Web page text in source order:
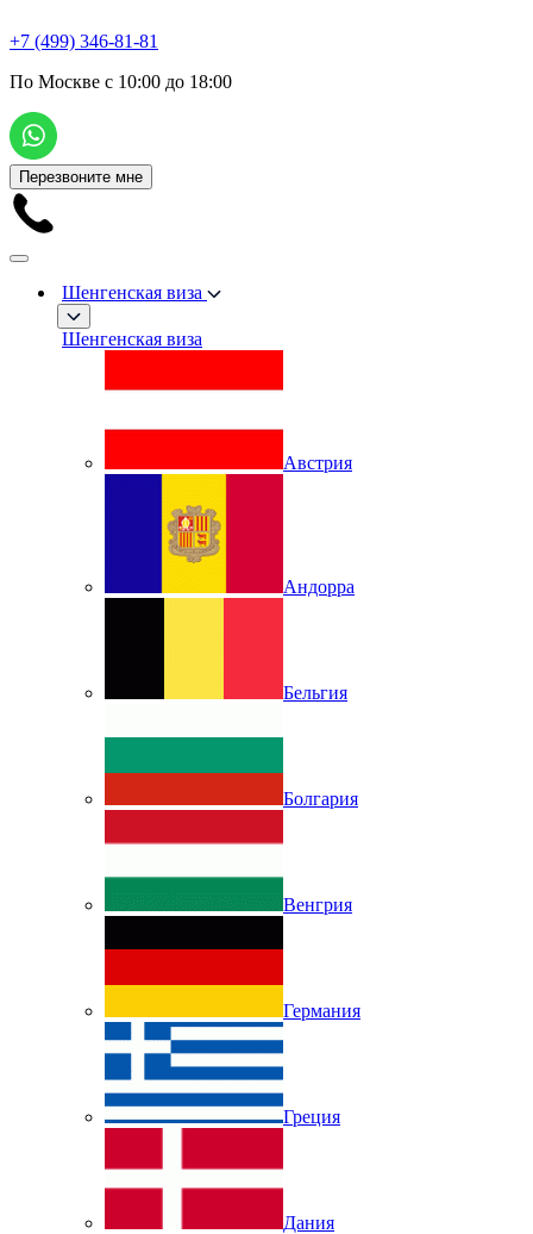
+7 (499) 346-81-81
По Москве с 10:00 до 18:00
Перезвоните мне
Шенгенская виза
Шенгенская виза
Австрия
Андорра
Бельгия
Болгария
Венгрия
Германия
Греция
Дания